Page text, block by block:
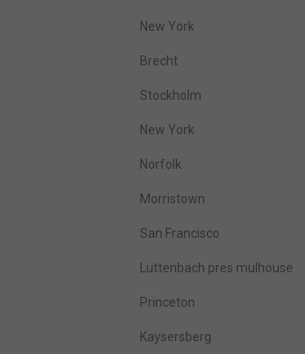
New York
Brecht
Stockholm
New York
Norfolk
Morristown
San Francisco
Luttenbach pres mulhouse
Princeton
Kaysersberg